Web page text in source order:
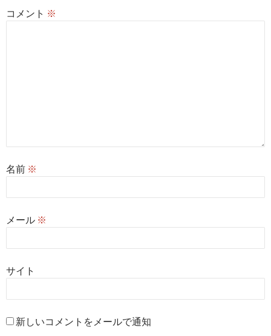
コメント ※
名前 ※
メール ※
サイト
新しいコメントをメールで通知